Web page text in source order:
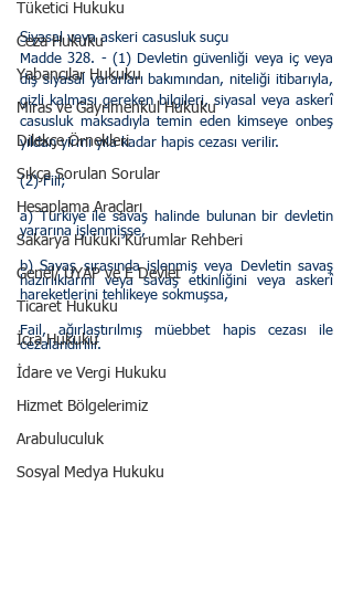
Tüketici Hukuku
Ceza Hukuku
Yabancılar Hukuku
Miras ve Gayrimenkul Hukuku
Dilekçe Örnekleri
Sıkça Sorulan Sorular
Hesaplama Araçları
Sakarya Hukuki Kurumlar Rehberi
Genel/ UYAP ve E Devlet
Ticaret Hukuku
İcra Hukuku
İdare ve Vergi Hukuku
Hizmet Bölgelerimiz
Arabuluculuk
Sosyal Medya Hukuku
Siyasal veya askeri casusluk suçu
Madde 328. - (1) Devletin güvenliği veya iç veya
dış siyasal yararları bakımından, niteliği itibarıyla,
gizli kalması gereken bilgileri, siyasal veya askerî
casusluk maksadıyla temin eden kimseye onbeş
yıldan yirmi yıla kadar hapis cezası verilir.
(2) Fiil;
a) Türkiye ile savaş halinde bulunan bir devletin
yararına işlenmişse,
b) Savaş sırasında işlenmiş veya Devletin savaş
hazırlıklarını veya savaş etkinliğini veya askerî
hareketlerini tehlikeye sokmuşsa,
Fail, ağırlaştırılmış müebbet hapis cezası ile
cezalandırılır.